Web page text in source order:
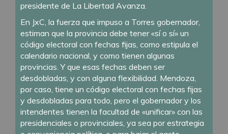
presidente de La Libertad Avanza.
En JxC, la fuerza que impuso a Torres gobernador,
estiman que la provincia debe tener «sí o sí» un
código electoral con fechas fijas, como estipula el
calendario nacional, y como tienen algunas
provincias. Y que esas fechas deben ser
desdobladas, y con alguna flexibilidad. Mendoza,
por caso, tiene un código electoral con fechas fijas
y desdobladas para todo, pero el gobernador y los
intendentes tienen la facultad de «unificar» con las
presidenciales o provinciales, ya sea por estrategia